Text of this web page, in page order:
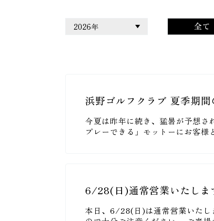
全て
浜野ゴルフクラブ 夏季期
今夏は昨年に続き、猛暑が予想さ
プレーできる」モットーにお客
6/28(日)通常営業いたしま
本日、6/28(日)は通常営業いたし